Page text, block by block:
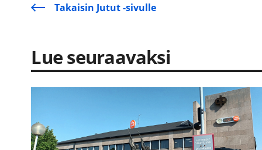
Takaisin Jutut -sivulle
Lue seuraavaksi